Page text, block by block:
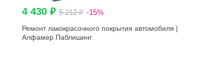
4 430 ₽ 5 212 ₽ -15%
Ремонт лакокрасочного покрытия автомобиля |
Алфамер Паблишинг